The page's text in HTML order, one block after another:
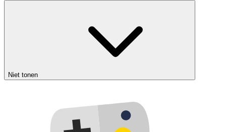
Niet tonen